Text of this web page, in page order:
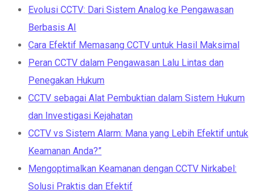
Evolusi CCTV: Dari Sistem Analog ke Pengawasan
Berbasis AI
Cara Efektif Memasang CCTV untuk Hasil Maksimal
Peran CCTV dalam Pengawasan Lalu Lintas dan
Penegakan Hukum
CCTV sebagai Alat Pembuktian dalam Sistem Hukum
dan Investigasi Kejahatan
CCTV vs Sistem Alarm: Mana yang Lebih Efektif untuk
Keamanan Anda?”
Mengoptimalkan Keamanan dengan CCTV Nirkabel:
Solusi Praktis dan Efektif